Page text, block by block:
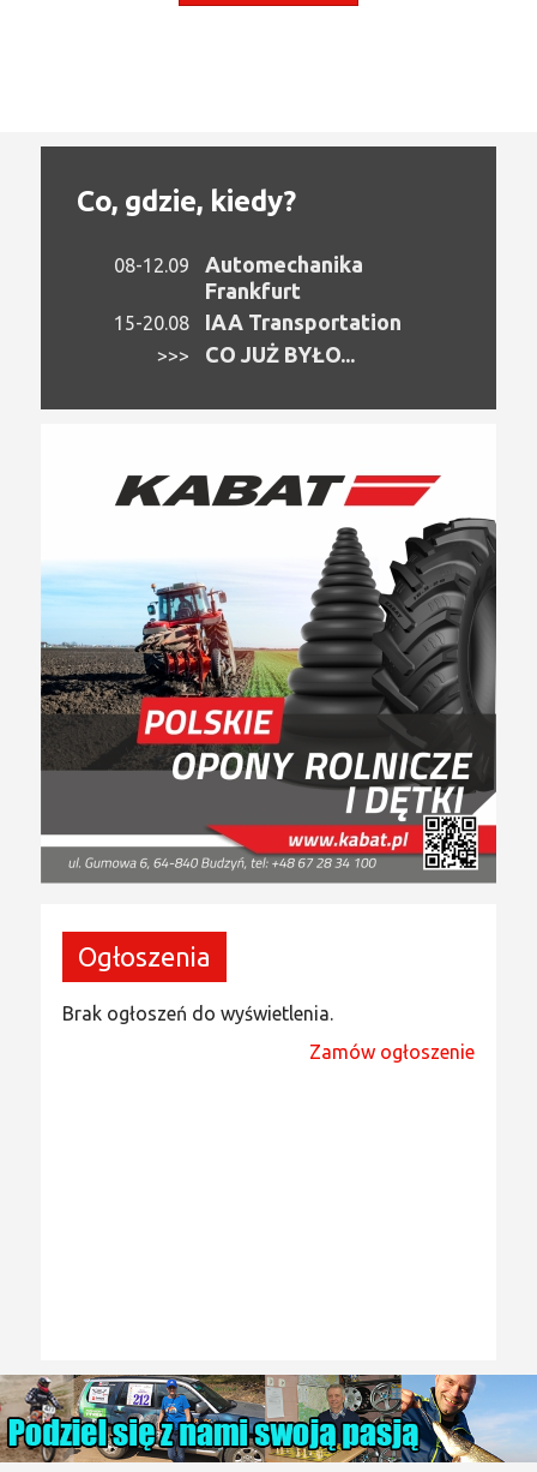
Co, gdzie, kiedy?
08-12.09
Automechanika
Frankfurt
15-20.08 IAA Transportation
>>> CO JUŻ BYŁO...
Ogłoszenia
Brak ogłoszeń do wyświetlenia.
Zamów ogłoszenie